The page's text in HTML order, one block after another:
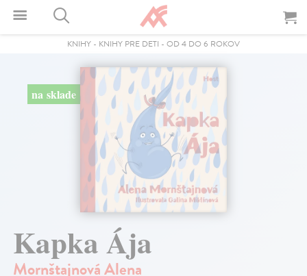
KNIHY - KNIHY PRE DETI - OD 4 DO 6 ROKOV
na sklade
Kapka Ája
Mornštajnová Alena